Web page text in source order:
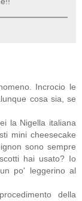
Incrocio le
cosa sia, se
la Nigella italiana
mini cheesecake
sono sempre
hai usato? Io
po' leggerino al
della